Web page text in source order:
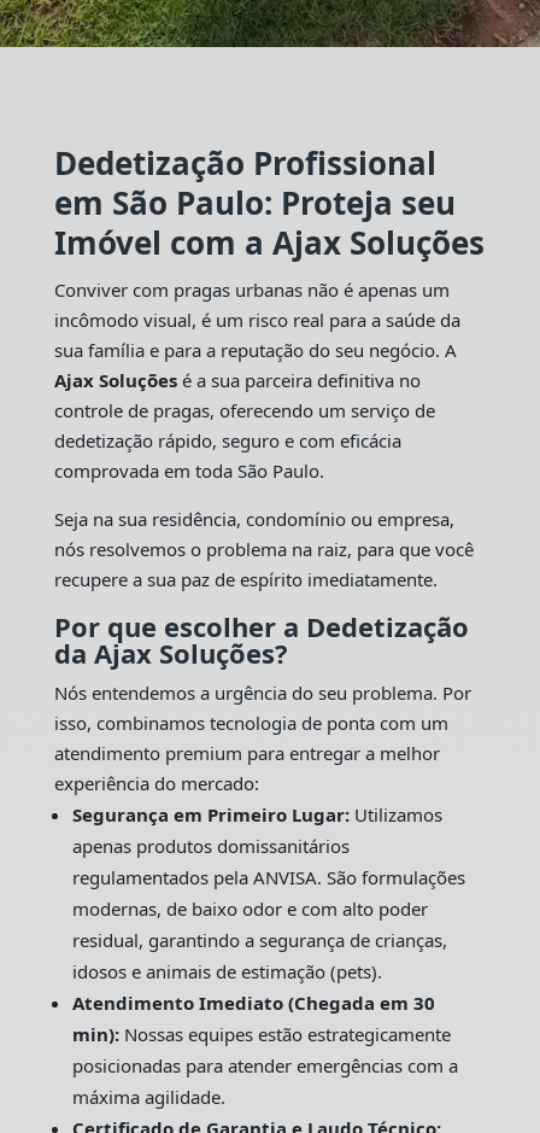
Dedetização Profissional
em São Paulo: Proteja seu
Imóvel com a Ajax Soluções
Conviver com pragas urbanas não é apenas um
incômodo visual, é um risco real para a saúde da
sua família e para a reputação do seu negócio. A
Ajax Soluçõesé a sua parceira definitiva no
controle de pragas, oferecendo um serviço de
dedetização rápido, seguro e com eficácia
comprovada em toda São Paulo.
Seja na sua residência, condomínio ou empresa,
nós resolvemos o problema na raiz, para que você
recupere a sua paz de espírito imediatamente.
Por que escolher a Dedetização
da Ajax Soluções?
Nós entendemos a urgência do seu problema. Por
isso, combinamos tecnologia de ponta com um
atendimento premium para entregar a melhor
experiência do mercado:
Segurança em Primeiro Lugar:Utilizamos
apenas produtos domissanitários
regulamentados pela ANVISA. São formulações
modernas, de baixo odor e com alto poder
residual, garantindo a segurança de crianças,
idosos e animais de estimação (pets).
Atendimento Imediato (Chegada em 30
min):Nossas equipes estão estrategicamente
posicionadas para atender emergências com a
máxima agilidade.
Certificado de Garantia e Laudo Técnico: